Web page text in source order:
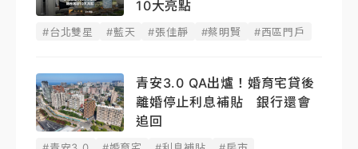
10大亮點
#台北雙星 #藍天 #張佳靜 #蔡明賢 #西區門戶
青安3.0 QA出爐！婚育宅貸後
離婚停止利息補貼 銀行還會
追回